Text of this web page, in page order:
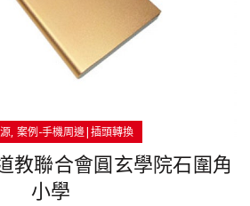
案例-手機周邊|插頭轉換
教聯合會圓玄學院石圍角
小學